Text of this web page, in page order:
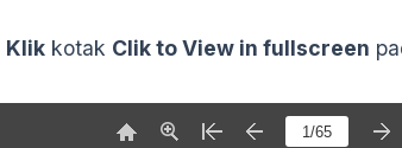
Klik kotak Clik to View in fullscreen